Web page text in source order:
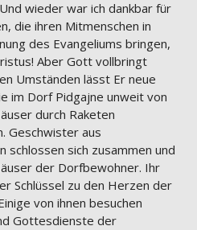
wieder war ich dankbar für
die ihren Mitmenschen in
des Evangeliums bringen,
Aber Gott vollbringt
Umständen lässt Er neue
im Dorf Pidgajne unweit von
durch Raketen
Geschwister aus
schlossen sich zusammen und
der Dorfbewohner. Ihr
Schlüssel zu den Herzen der
von ihnen besuchen
Gottesdienste der